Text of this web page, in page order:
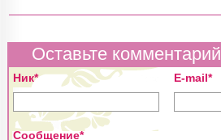
Оставьте комментарий
Ник* E-mail*
Сообщение*